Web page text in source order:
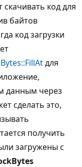
скачивать код для
байтов
код загрузки
для
данным через
сделать это,
получить
загружены с